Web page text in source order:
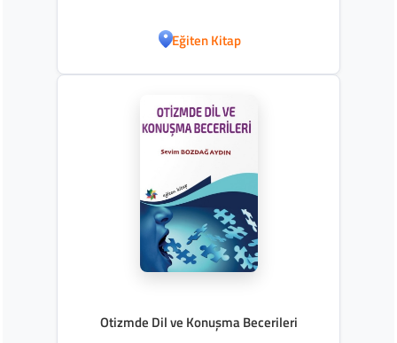
Eğiten Kitap
Otizmde Dil ve Konuşma Becerileri